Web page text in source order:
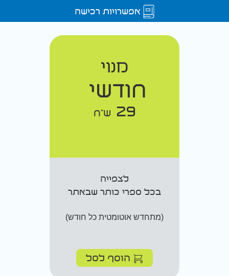
אפשרויות רכישה
מנוי
חודשי
29 ש"ח
לצפייה
בכל ספרי כותר שבאתר
(מתחדש אוטומטית כל חודש)
הוסף לסל